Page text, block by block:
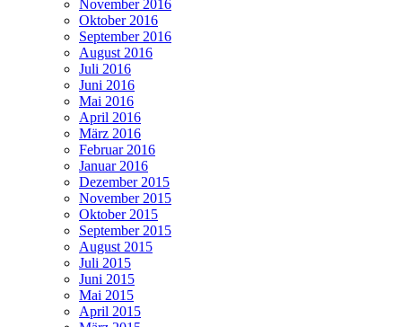
November 2016
Oktober 2016
September 2016
August 2016
Juli 2016
Juni 2016
Mai 2016
April 2016
März 2016
Februar 2016
Januar 2016
Dezember 2015
November 2015
Oktober 2015
September 2015
August 2015
Juli 2015
Juni 2015
Mai 2015
April 2015